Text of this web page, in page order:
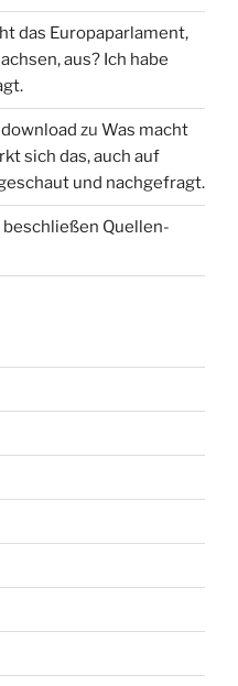
das Europaparlament,
aus? Ich habe
zu Was macht
sich das, auch auf
und nachgefragt.
beschließen Quellen-